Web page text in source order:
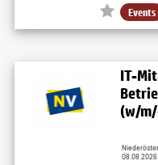
Events
IT-
(w/
08.08.2026